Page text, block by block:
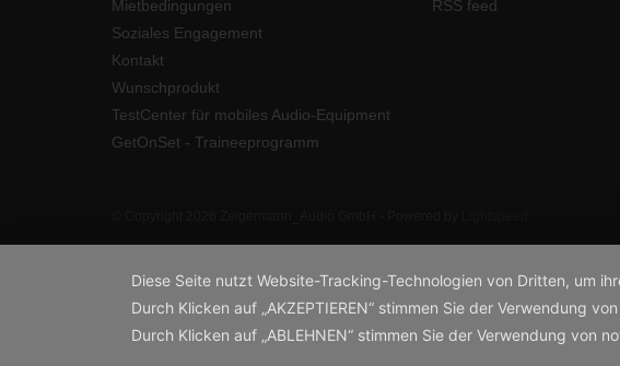
Mietbedingungen
Soziales Engagement
Kontakt
Wunschprodukt
TestCenter für mobiles Audio-Equipment
GetOnSet - Traineeprogramm
RSS feed
Diese Seite nutzt Website-Tracking-Technologien von Dritten, um
Durch Klicken auf „AKZEPTIEREN“ stimmen Sie der Verwendung
Durch Klicken auf „ABLEHNEN“ stimmen Sie der Verwendung von